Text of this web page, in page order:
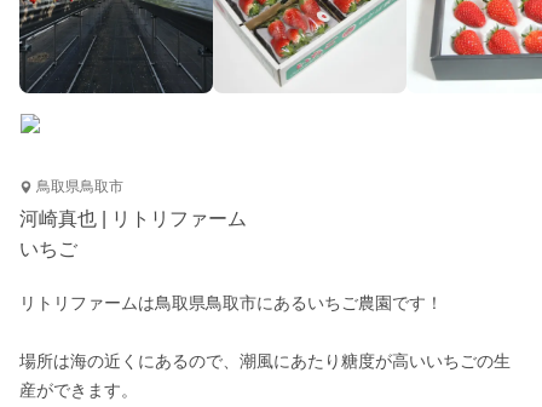
鳥取県鳥取市
河崎真也 | リトリファーム
いちご
リトリファームは鳥取県鳥取市にあるいちご農園です！
場所は海の近くにあるので、潮風にあたり糖度が高いいちごの生
産ができます。